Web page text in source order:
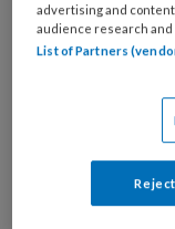
Wil
Maak
Al een
advertising and
audience research
List of Partners